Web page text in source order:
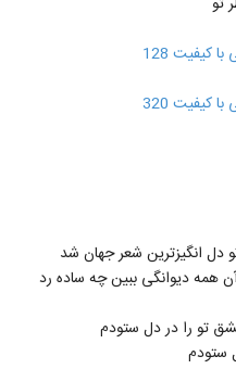
غم از فرهاد جواهر کلام(پاپ)
تابستون تنت از مهرشاد به همراه
دنیای من
دیوانه جان از بابک مافی
آهنگ دلبری
کیفیت 128
کیفیت 320
دل انگیزترین شعر جهان شد
همه دیوانگی ببین چه ساده رد
تو را در دل ستودم
ستودم